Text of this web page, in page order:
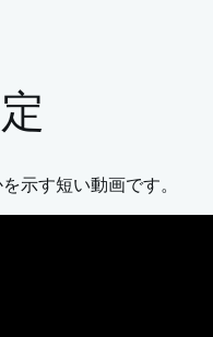
示す短い動画です。